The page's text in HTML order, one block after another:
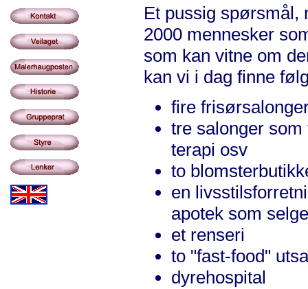
Et pussig spørsmål,
2000 mennesker
som kan vitne om
kan vi i dag finne
fire
tre salonger
terapi osv
to
en
apotek som
et renseri
to "fast-food"
dyrehospital